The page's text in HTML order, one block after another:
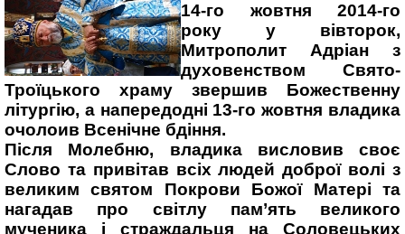
14-го жовтня 2014-го
року у вівторок,
Митрополит Адріан з
духовенством Свято-
Троїцького храму звершив Божественну
літургію, а напередодні 13-го жовтня владика
очолоив Всенічне бдіння.
Після Молебню, владика висловив своє
Слово та привітав всіх людей доброї волі з
великим святом Покрови Божої Матері та
нагадав про світлу пам’ять великого
мученика і страждальця на Соловецьких